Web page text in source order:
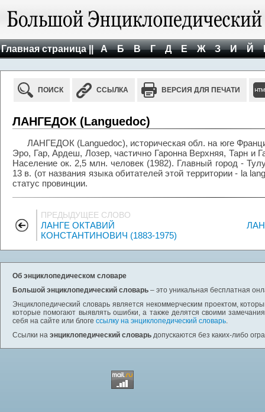
Главная страница || А Б В Г Д Е Ж З И Й
ПОИСК ССЫЛКА ВЕРСИЯ ДЛЯ ПЕЧАТИ
ЛАНГЕДОК (Languedoc)
ЛАНГЕДОК (Languedoc), историческая обл. на юге
Эро, Гар, Ардеш, Лозер, частично Гаронна Верхняя, Тарн и
Население ок. 2,5 млн. человек (1982). Главный город -
13 в. (от названия языка обитателей этой территории - la
статус провинции.
ПРЕДЫДУЩЕЕ СЛОВО
ЛАНГЕ ОКТАВИЙ
КОНСТАНТИНОВИЧ (1883-1975)
Об энциклопедическом словаре
Большой энциклопедический словарь – это уникальная бесплатная
Энциклопедический словарь является некоммерческим проектом,
которые помогают выявлять ошибки, а также делятся своими
себя на сайте или блоге ссылку на энциклопедический словарь.
Ссылки на энциклопедический словарь допускаются без каких-либо